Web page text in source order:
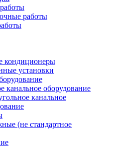
работы
кондиционеры
установки
канальное оборудование
канальное
(не стандартное